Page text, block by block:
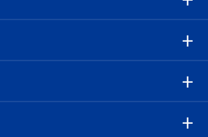
ル
崎おもてなしガイド
ンクラブ）
ート
プ
せ